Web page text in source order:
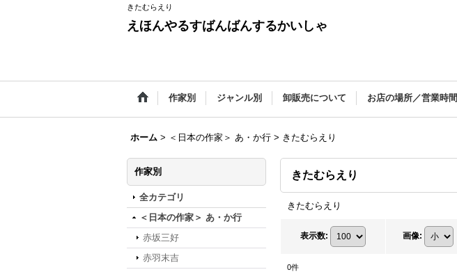
きたむらえり
えほんやるすばんばんするかいしゃ
作家別 ジャンル別 卸販売について お店の場所／営業時間
ホーム > ＜日本の作家＞ あ・か行 > きたむらえり
作家別
全カテゴリ
＜日本の作家＞ あ・か行
赤坂三好
赤羽末吉
きたむらえり
きたむらえり
表示数: 画像:
0件